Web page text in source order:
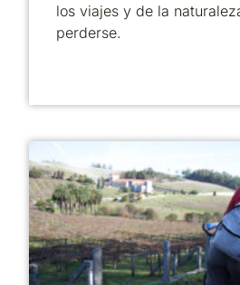
los viajes y de la
perderse.